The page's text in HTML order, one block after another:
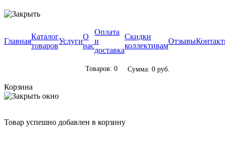
Главная
Каталог
товаров
Услуги
О
нас
Оплата
и
доставка
Скидки
коллективам
Отзывы
Товаров: 0 Сумма: 0 руб.
Корзина
Товар успешно добавлен в корзину